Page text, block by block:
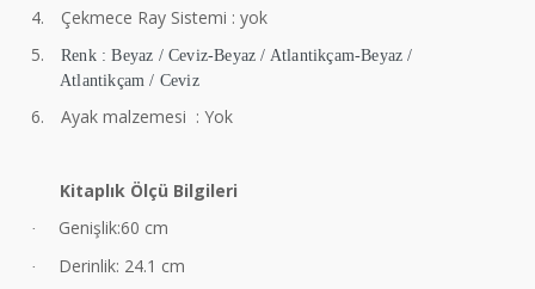
4.
Çekmece Ray Sistemi : yok
5.
Renk : Beyaz / Ceviz-Beyaz / Atlantikçam-Beyaz /
Atlantikçam / Ceviz
6. Ayak malzemesi : Yok
Kitaplık Ölçü Bilgileri
· Genişlik:60 cm
· Derinlik: 24.1 cm